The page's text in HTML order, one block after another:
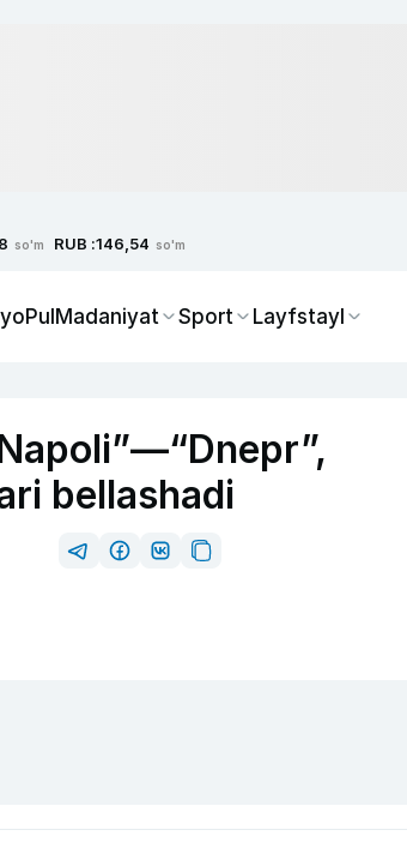
so'm RUB :146,54 so'm
PulMadaniyat Sport Layfstayl
bellashadi